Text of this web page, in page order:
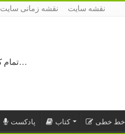
نقشه زمانی سایت نقشه سایت
تمام کوله‌بارم، یک قلم و چند ورق کاغذ، می‌گذرم از هزار و یک راه نرفته…
پادکست کتاب خط خطی